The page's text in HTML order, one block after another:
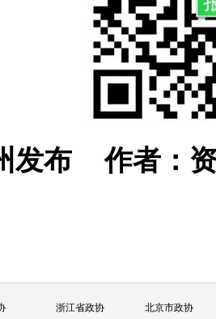
发布作者：
浙江省政协 北京市政协